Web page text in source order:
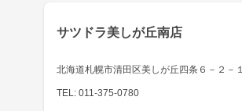
サツドラ美しが丘南店
北海道札幌市清田区美しが丘四条６－２－１
TEL: 011-375-0780